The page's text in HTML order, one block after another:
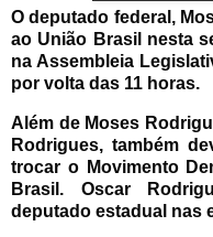
O deputado federal,
ao União Brasil nesta
na Assembleia
por volta das 11 horas.
Além de Moses
Rodrigues, também
trocar o Movimento
Brasil. Oscar
deputado estadual nas